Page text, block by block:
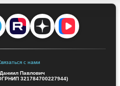
с нами
Павлович
321784700227944)